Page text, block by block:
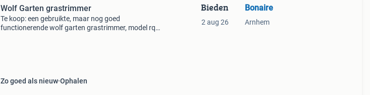
Wolf Garten grastrimmer
Te koop: een gebruikte, maar nog goed
functionerende wolf garten grastrimmer, model rq
Zo goed als nieuw Ophalen
Bieden
2 aug 26
Bonaire
Arnhem